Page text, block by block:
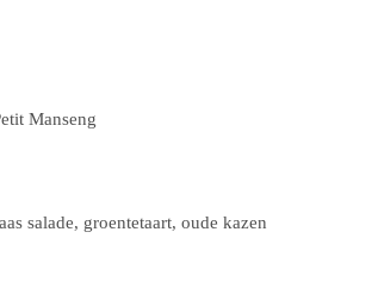
Manseng
salade, groentetaart, oude kazen